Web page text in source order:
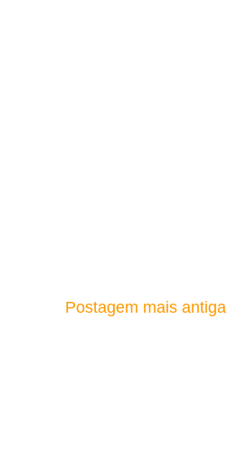
Postagem mais antiga